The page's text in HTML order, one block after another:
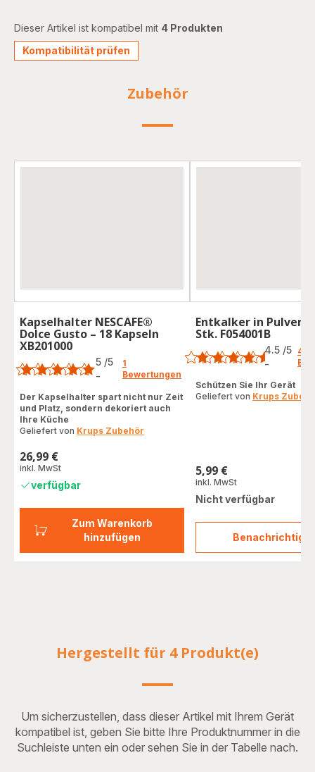
Dieser Artikel ist kompatibel mit 4 Produkten
Kompatibilität prüfen
Zubehör
Zum Warenkorb
hinzufügen
Kapselhalter NESCAFE®
Dolce Gusto – 18 Kapseln
XB201000
Bewertung
mit
5
Sternen
(Durchschnitt)
5 /5
-
1
Bewertungen
Der Kapselhalter spart nicht nur Zeit
und Platz, sondern dekoriert auch
Ihre Küche
Geliefert von Krups Zubehör
Preis
26,99 €
inkl. MwSt
verfügbar
Entkalker in
Stk. F054001B
Bewertung
4.5 /5
-
49
Schützen Sie Ihr Gerät
Geliefert von Krups
Preis
5,99 €
inkl. MwSt
Nicht verfügbar
Hergestellt für 4 Produkt(e)
Um sicherzustellen, dass dieser Artikel mit Ihrem Gerät
kompatibel ist, geben Sie bitte Ihre Produktnummer in die
Suchleiste unten ein oder sehen Sie in der Tabelle nach.